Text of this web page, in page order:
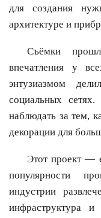
для создания
архитектуре и
Съёмки
впечатления у
энтузиазмом
социальных
наблюдать за тем,
декорации для
Этот проект —
популярности
индустрии
инфраструктура